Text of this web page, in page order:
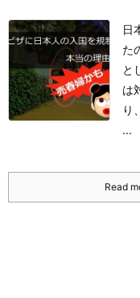
日
た
と
は
り
...
Read